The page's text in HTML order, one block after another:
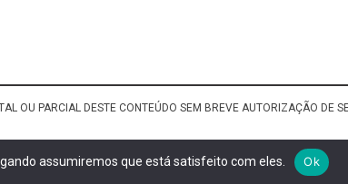
OU PARCIAL DESTE CONTEÚDO SEM BREVE AUTORIZAÇÃO DE
assumiremos que está satisfeito com eles. Ok